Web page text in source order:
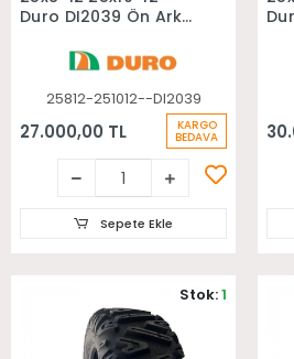
Duro DI2039 Ön Arka
25812-251012--DI2039
27.000,00 TL KARGO
BEDAVA
Sepete Ekle
Stok:1